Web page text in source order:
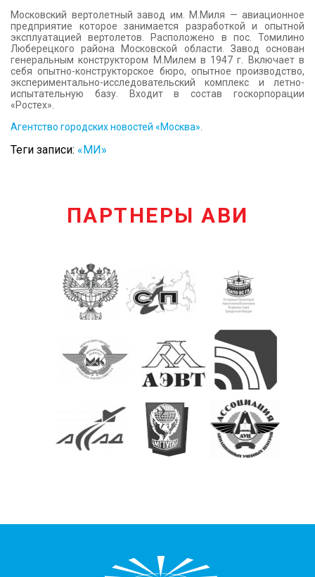
Московский вертолетный завод им. М.Миля — авиационное
предприятие которое занимается разработкой и опытной
эксплуатацией вертолетов. Расположено в пос. Томилино
Люберецкого района Московской области. Завод основан
генеральным конструктором М.Милем в 1947 г. Включает в
себя опытно-конструкторское бюро, опытное производство,
экспериментально-исследовательский комплекс и летно-
испытательную базу. Входит в состав госкорпорации
«Ростех».
Агентство городских новостей «Москва»
Теги записи: «МИ»
ПАРТНЕРЫ АВИ